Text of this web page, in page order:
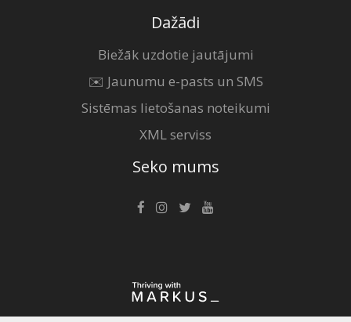
Dažādi
Biežāk uzdotie jautājumi
✉️ Jaunumu e-pasts un SMS
Sistēmas lietošanas noteikumi
XML serviss
Seko mums